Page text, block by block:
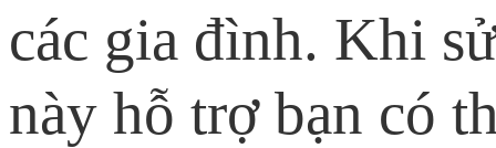
các gia đình. Khi
này hỗ trợ bạn có